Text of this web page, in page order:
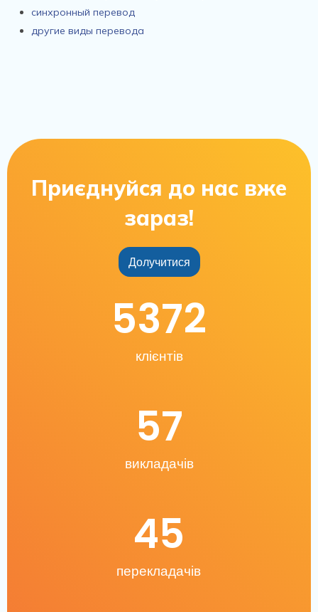
синхронный перевод
другие виды перевода
Приєднуйся до нас вже
зараз!
Долучитися
клієнтів
5372
викладачів
57
перекладачів
45